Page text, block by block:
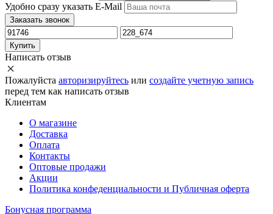
Удобно сразу указать E-Mail
Заказать звонок
Купить
Написать отзыв
Пожалуйста авторизируйтесь или создайте учетную запись
перед тем как написать отзыв
Клиентам
О магазине
Доставка
Оплата
Контакты
Оптовые продажи
Акции
Политика конфеденциальности и Публичная оферта
Бонусная программа